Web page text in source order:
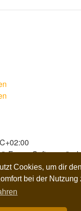
Cookies, um dir den
bei der Nutzung
® Forum Software ©
durchphpBB.de